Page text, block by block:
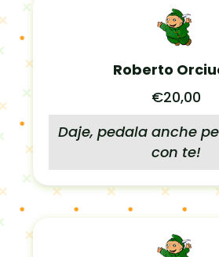
Roberto
€20,00
Daje, pedala anche
con te!